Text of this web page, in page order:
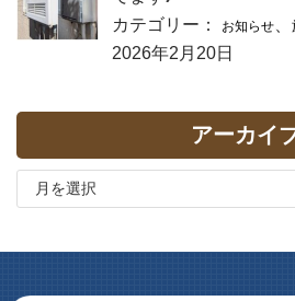
カテゴリー：
お知らせ
2026年2月20日
アーカイ